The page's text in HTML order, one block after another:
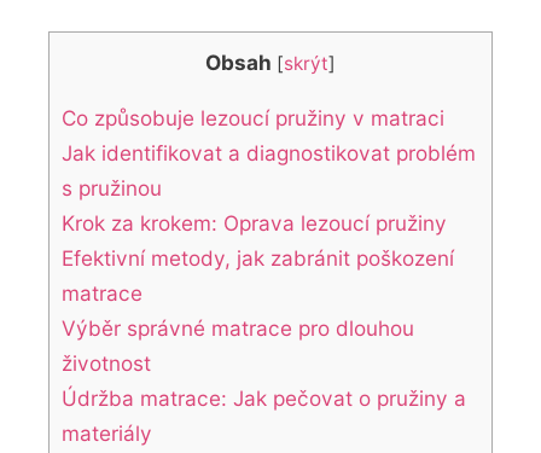
Obsah [skrýt]
Co způsobuje‍ lezoucí pružiny v matraci
Jak identifikovat a diagnostikovat problém
s ‍pružinou
Krok‍ za krokem: Oprava lezoucí pružiny
Efektivní metody, jak zabránit poškození
matrace
Výběr správné matrace pro dlouhou
životnost
Údržba ⁣matrace: Jak pečovat o pružiny a⁣
materiály